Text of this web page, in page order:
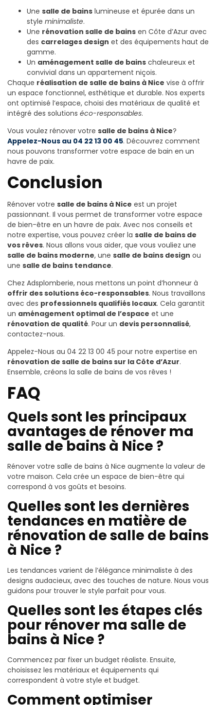
Une salle de bains lumineuse et épurée dans un
style minimaliste.
Une rénovation salle de bains en Côte d’Azur avec
des carrelages design et des équipements haut de
gamme.
Un aménagement salle de bains chaleureux et
convivial dans un appartement niçois.
Chaque réalisation de salle de bains à Nice vise à offrir
un espace fonctionnel, esthétique et durable. Nos experts
ont optimisé l’espace, choisi des matériaux de qualité et
intégré des solutions éco-responsables.
Vous voulez rénover votre salle de bains à Nice?
Appelez-Nous au 04 22 13 00 45. Découvrez comment
nous pouvons transformer votre espace de bain en un
havre de paix.
Conclusion
Rénover votre salle de bains à Nice est un projet
passionnant. Il vous permet de transformer votre espace
de bien-être en un havre de paix. Avec nos conseils et
notre expertise, vous pouvez créer la salle de bains de
vos rêves. Nous allons vous aider, que vous vouliez une
salle de bains moderne, une salle de bains design ou
une salle de bains tendance.
Chez Adsplomberie, nous mettons un point d’honneur à
offrir des solutions éco-responsables. Nous travaillons
avec des professionnels qualifiés locaux. Cela garantit
un aménagement optimal de l’espace et une
rénovation de qualité. Pour un devis personnalisé,
contactez-nous.
Appelez-Nous au 04 22 13 00 45 pour notre expertise en
rénovation de salle de bains sur la Côte d’Azur.
Ensemble, créons la salle de bains de vos rêves !
FAQ
Quels sont les principaux
avantages de rénover ma
salle de bains à Nice ?
Rénover votre salle de bains à Nice augmente la valeur de
votre maison. Cela crée un espace de bien-être qui
correspond à vos goûts et besoins.
Quelles sont les dernières
tendances en matière de
rénovation de salle de bains
à Nice ?
Les tendances varient de l’élégance minimaliste à des
designs audacieux, avec des touches de nature. Nous vous
guidons pour trouver le style parfait pour vous.
Quelles sont les étapes clés
pour rénover ma salle de
bains à Nice ?
Commencez par fixer un budget réaliste. Ensuite,
choisissez les matériaux et équipements qui
correspondent à votre style et budget.
Comment optimiser